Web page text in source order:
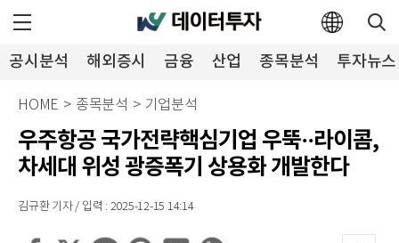
공시분석 해외증시 금융 산업 종목분석 투자뉴스
HOME > 종목분석 > 기업분석
우주항공 국가전략핵심기업 우뚝··라이콤,
차세대 위성 광증폭기 상용화 개발한다
김규환 기자 / 입력 : 2025-12-15 14:14